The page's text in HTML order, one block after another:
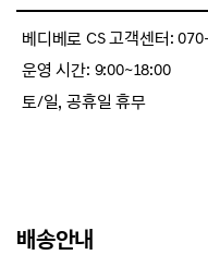
베디베로 CS 고객센터:
운영 시간: 9:00~18:00
토/일, 공휴일 휴무
배송안내